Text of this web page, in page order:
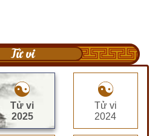
Tử vi
Tử vi
2025
Tử vi
2024